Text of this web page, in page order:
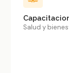
Salud y